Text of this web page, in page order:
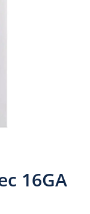
16GA